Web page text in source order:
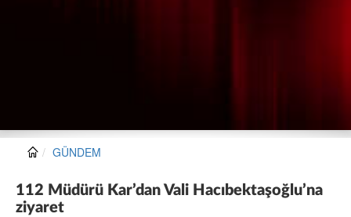
GÜNDEM
112 Müdürü Kar’dan Vali Hacıbektaşoğlu’na
ziyaret